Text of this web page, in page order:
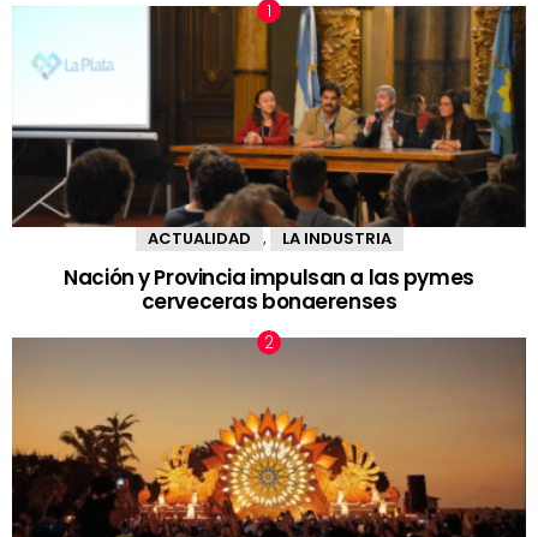
ACTUALIDAD LA INDUSTRIA
Nación y Provincia impulsan a las pymes
cerveceras bonaerenses